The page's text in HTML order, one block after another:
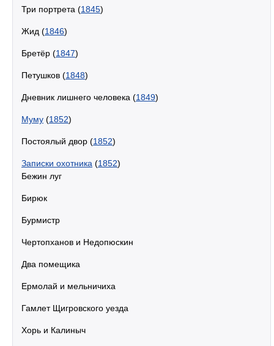
Три портрета (1845)
Жид (1846)
Бретёр (1847)
Петушков (1848)
Дневник лишнего человека (1849)
Муму (1852)
Постоялый двор (1852)
Записки охотника (1852)
Бежин луг
Бирюк
Бурмистр
Чертопханов и Недопюскин
Два помещика
Ермолай и мельничиха
Гамлет Щигровского уезда
Хорь и Калиныч